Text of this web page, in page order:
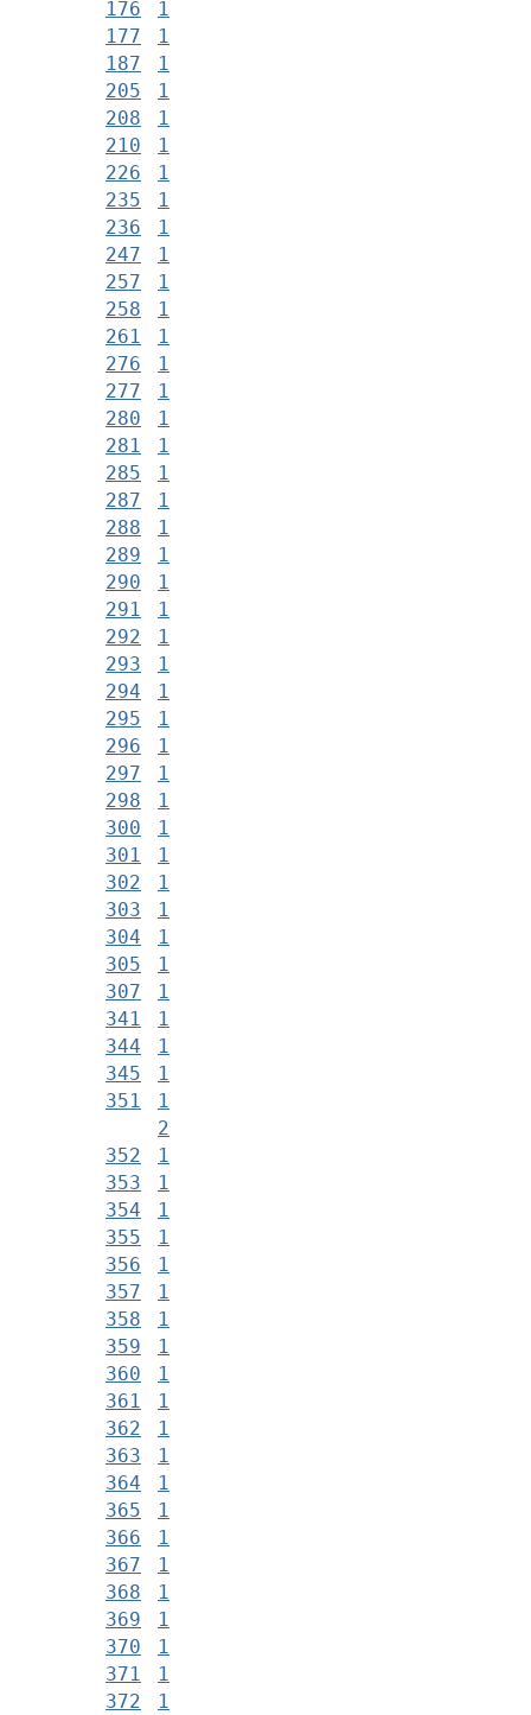
176
1
177
1
187
1
205
1
208
1
210
1
226
1
235
1
236
1
247
1
257
1
258
1
261
1
276
1
277
1
280
1
281
1
285
1
287
1
288
1
289
1
290
1
291
1
292
1
293
1
294
1
295
1
296
1
297
1
298
1
300
1
301
1
302
1
303
1
304
1
305
1
307
1
341
1
344
1
345
1
351
1
2
352
1
353
1
354
1
355
1
356
1
357
1
358
1
359
1
360
1
361
1
362
1
363
1
364
1
365
1
366
1
367
1
368
1
369
1
370
1
371
1
372
1